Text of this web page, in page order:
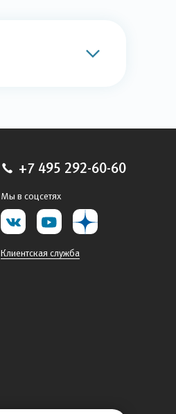
+7 495 292-60-60
Мы в соцсетях
Клиентская служба